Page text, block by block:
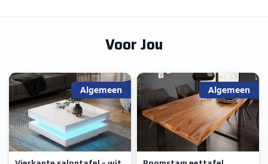
Opnieuw Instellen
Voor Jou
Algemeen Algemeen